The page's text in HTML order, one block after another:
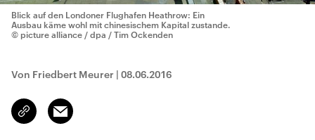
Blick auf den Londoner Flughafen Heathrow: Ein
Ausbau käme wohl mit chinesischem Kapital zustande.
© picture alliance / dpa / Tim Ockenden
Von Friedbert Meurer | 08.06.2016
Link
kopieren/teilen
Email